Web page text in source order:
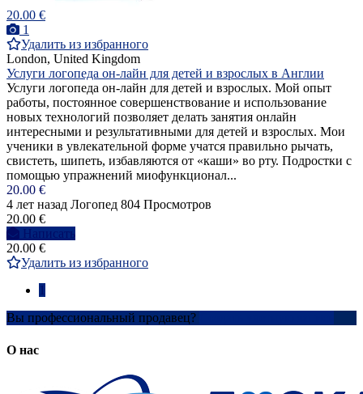
20.00 €
1
Удалить из избранного
London, United Kingdom
Услуги логопеда он-лайн для детей и взрослых в Англии
Услуги логопеда он-лайн для детей и взрослых. Мой опыт
работы, постоянное совершенствование и использование
новых технологий позволяет делать занятия онлайн
интересными и результативными для детей и взрослых. Мои
ученики в увлекательной форме учатся правильно рычать,
свистеть, шипеть, избавляются от «каши» во рту. Подростки с
помощью упражнений миофункционал...
20.00 €
4 лет назад Логопед 804 Просмотров
20.00 €
Написать
20.00 €
Удалить из избранного
Вы профессиональный продавец?
О нас